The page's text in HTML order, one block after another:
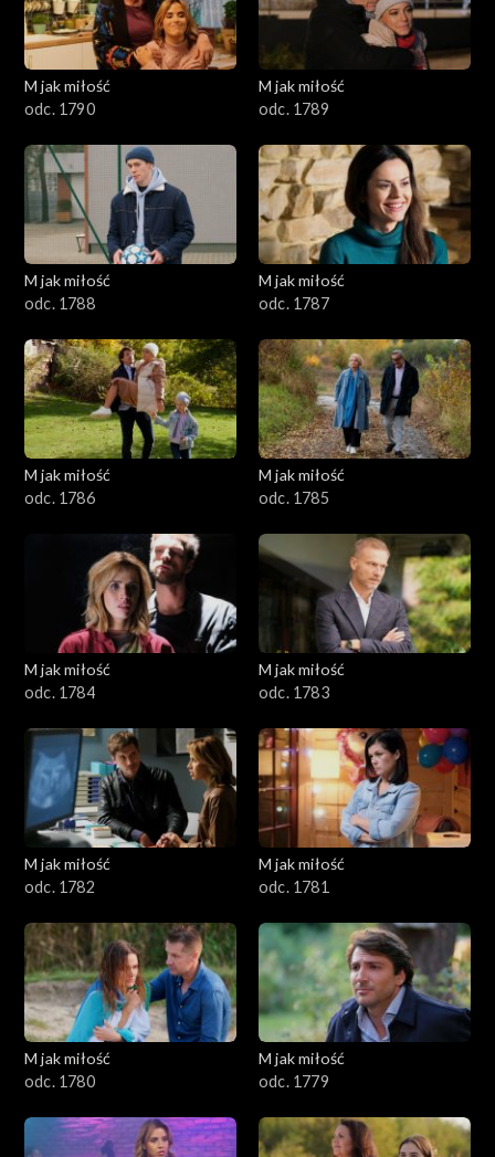
1–100
M jak miłość
odc. 1790
M jak miłość
odc. 1789
M jak miłość
odc. 1788
M jak miłość
odc. 1787
M jak miłość
odc. 1786
M jak miłość
odc. 1785
M jak miłość
odc. 1784
M jak miłość
odc. 1783
M jak miłość
odc. 1782
M jak miłość
odc. 1781
M jak miłość
odc. 1780
M jak miłość
odc. 1779